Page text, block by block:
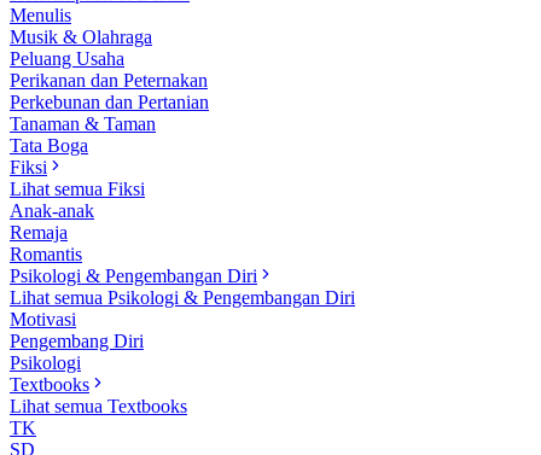
Menulis
Musik & Olahraga
Peluang Usaha
Perikanan dan Peternakan
Perkebunan dan Pertanian
Tanaman & Taman
Tata Boga
Fiksi
Lihat semua Fiksi
Anak-anak
Remaja
Romantis
Psikologi & Pengembangan Diri
Lihat semua Psikologi & Pengembangan Diri
Motivasi
Pengembang Diri
Psikologi
Textbooks
Lihat semua Textbooks
TK
SD